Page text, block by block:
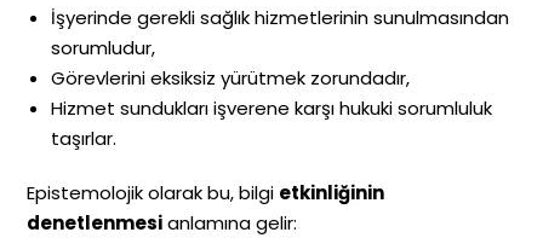
İşyerinde gerekli sağlık hizmetlerinin sunulmasından
sorumludur,
Görevlerini eksiksiz yürütmek zorundadır,
Hizmet sundukları işverene karşı hukuki sorumluluk
taşırlar.
Epistemolojik olarak bu, bilgi etkinliğinin
denetlenmesianlamına gelir: